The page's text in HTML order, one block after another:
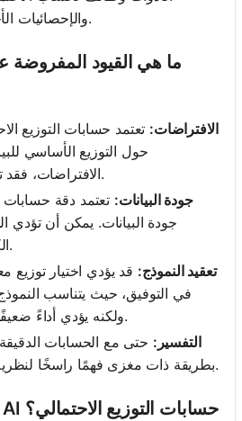
والإحصائيات الأخرى للتوزيعات المختلفة.
ما هي القيود المفروضة
الافتراضات: تعتمد حسابات التوزيع
حول التوزيع الأساسي
الافتراضات، فقد تكون النتائج غير دقيقة.
جودة البيانات: تعتمد دقة حسابات
جودة البيانات. يمكن أن تؤدي
الكاملة إلى نتائج مضللة.
تعقيد النموذج: قد يؤدي اختيار توزيع
في التوفيق، حيث يتناسب النموذج
ولكنه يؤدي أداءً ضعيفًا على البيانات الجديدة.
التفسير: حتى مع الحسابات
بطريقة ذات مغزى فهمًا راسخًا لنظرية الاحتمالات والإحصاء.
كيف يعزز Mathos AI حسابات التوزيع الاحتمالي؟